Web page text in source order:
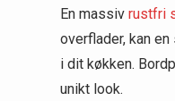
En massiv rustfri
overflader, kan
i dit køkken.
unikt look.